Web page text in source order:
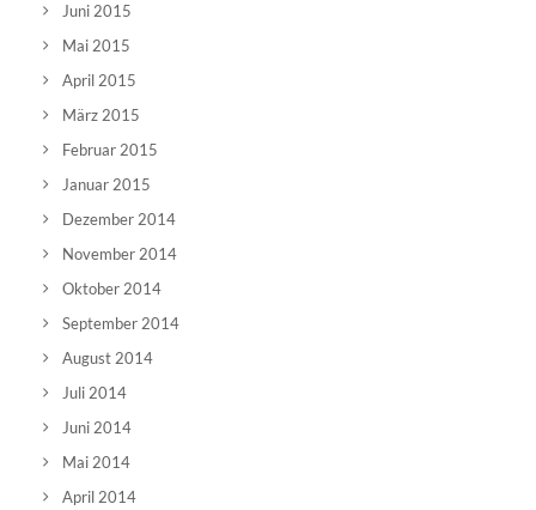
Juni 2015
Mai 2015
April 2015
März 2015
Februar 2015
Januar 2015
Dezember 2014
November 2014
Oktober 2014
September 2014
August 2014
Juli 2014
Juni 2014
Mai 2014
April 2014